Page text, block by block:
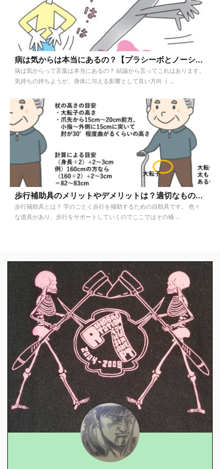
病は気からは本当にあるの？【プラシーボとノーシ...
病は気からって言葉は本当にあるの？ 結論から言ってこれはあります。
気持ちの持ちようが、身体に与える影響として良い方向（ ...
歩行補助具のメリットやデメリットは？適切なもの...
歩行補助具とは？ 字のごとく歩行を補助するための自助具です。 色々
な道具があり、歩行をサポートしていくのでここではその補 ...